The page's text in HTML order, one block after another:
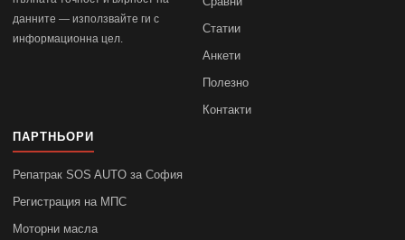
данните — използвайте ги с
информационна цел.
Статии
Анкети
Полезно
Контакти
ПАРТНЬОРИ
Репатрак SOS AUTO за София
Регистрация на МПС
Моторни масла